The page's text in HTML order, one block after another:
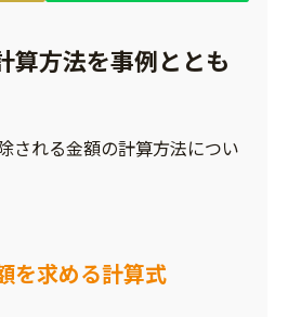
算方法を事例ととも
される金額の計算方法につい
を求める計算式